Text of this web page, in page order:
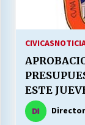
CIVICAS
ESTE
Director